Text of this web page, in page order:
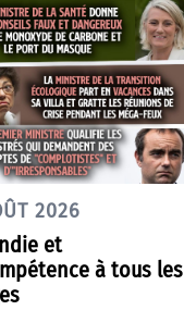
2026
et
à tous les